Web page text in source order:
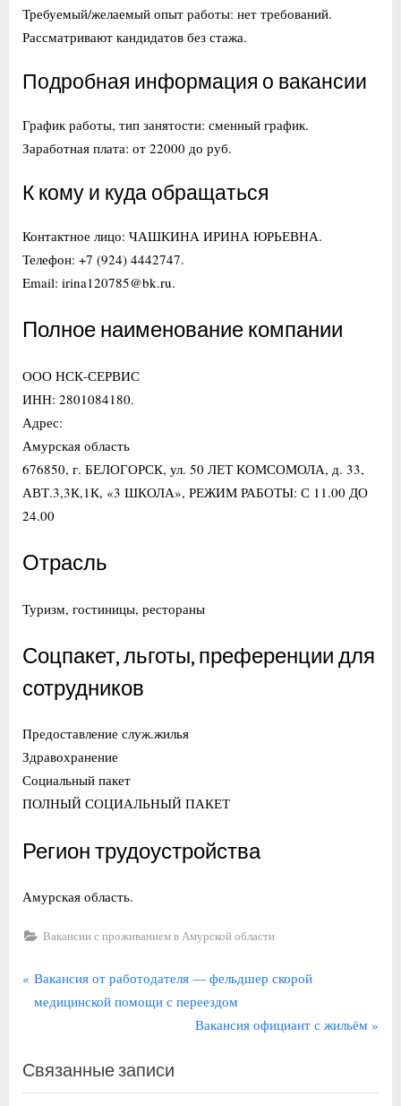
Требуемый/желаемый опыт работы: нет требований.
Рассматривают кандидатов без стажа.
Подробная информация о вакансии
График работы, тип занятости: сменный график.
Заработная плата: от 22000 до руб.
К кому и куда обращаться
Контактное лицо: ЧАШКИНА ИРИНА ЮРЬЕВНА.
Телефон: +7 (924) 4442747.
Email: irina120785@bk.ru.
Полное наименование компании
ООО НСК-СЕРВИС
ИНН: 2801084180.
Адрес:
Амурская область
676850, г. БЕЛОГОРСК, ул. 50 ЛЕТ КОМСОМОЛА, д. 33,
АВТ.3,3К,1К, «3 ШКОЛА», РЕЖИМ РАБОТЫ: С 11.00 ДО
24.00
Отрасль
Туризм, гостиницы, рестораны
Соцпакет, льготы, преференции для
сотрудников
Предоставление служ.жилья
Здравохранение
Социальный пакет
ПОЛНЫЙ СОЦИАЛЬНЫЙ ПАКЕТ
Регион трудоустройства
Амурская область.
Вакансии с проживанием в Амурской области
Навигация
по
П
р
ы
д
Вакансия от работодателя — фельдшер скорой
медицинской помощи с переездом
С
д
Вакансия официант с жильём
Связанные записи